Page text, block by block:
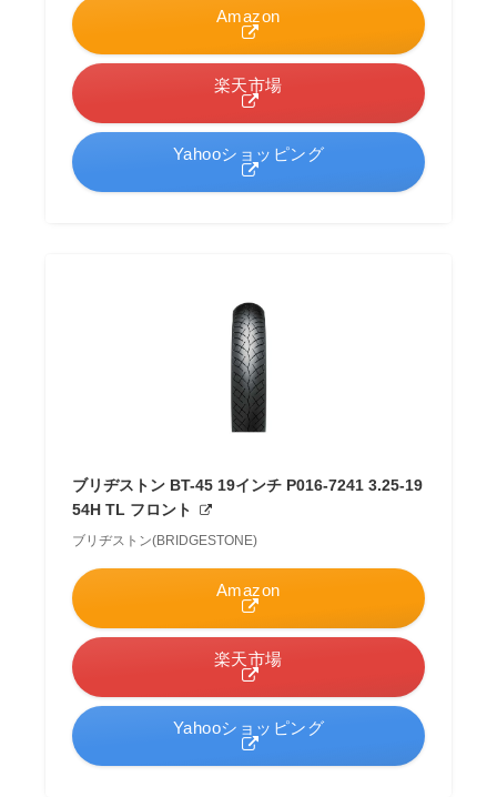
Amazon
楽天市場
Yahooショッピング
ブリヂストン BT-45 19インチ P016-7241 3.25-19
54H TL フロント
ブリヂストン(BRIDGESTONE)
Amazon
楽天市場
Yahooショッピング